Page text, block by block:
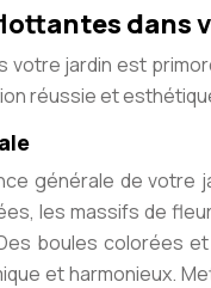
dans
votre jardin est
réussie et
générale de
les massifs de
boules colorées
et harmonieux.